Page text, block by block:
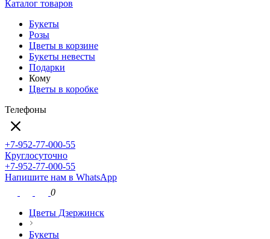
Каталог товаров
Букеты
Розы
Цветы в корзине
Букеты невесты
Подарки
Кому
Цветы в коробке
Телефоны
+7-952-77-000-55
Круглосуточно
+7-952-77-000-55
Напишите нам в WhatsApp
0
Цветы Дзержинск
Букеты